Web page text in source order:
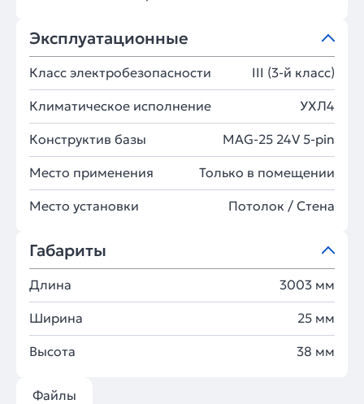
Эксплуатационные
Класс электробезопасности III (3-й класс)
Климатическое исполнение УХЛ4
Конструктив базы MAG-25 24V 5-pin
Место применения Только в помещении
Место установки Потолок / Cтена
Габариты
Длина 3003 мм
Ширина 25 мм
Высота 38 мм
Файлы